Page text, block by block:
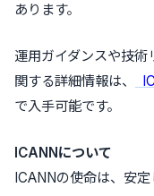
あります。
運用ガイダンスや技
関する詳細情報は、
で入手可能です。
ICANNについて
ICANNの使命は、安